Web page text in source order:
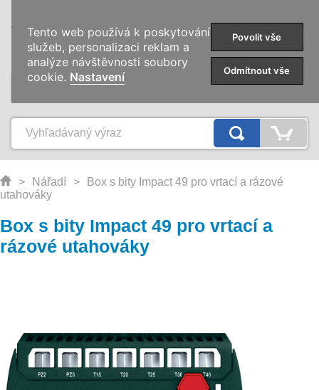
KATEGÓRIE
> Nářadí >
Box s bity Impact 49 pro vrtací a rázové
utahováky
Box s bity Impact 49 pro vrtací a
rázové utahováky
Tento web používá k poskytování
služeb, personalizaci reklam a
analýze návštěvnosti soubory
cookie. Nastavení
Povolit vše
Odmítnout vše